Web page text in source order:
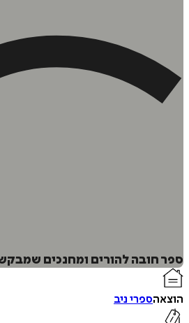
ספר חובה להורים ומחנכים שמבקש
הוצאהספרי ניב